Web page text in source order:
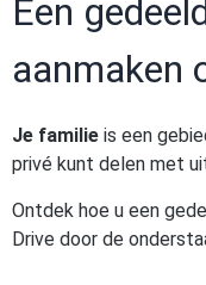
Een
aanmaken
Je familie is een
privé kunt delen met
Ontdek hoe u een
Drive door de